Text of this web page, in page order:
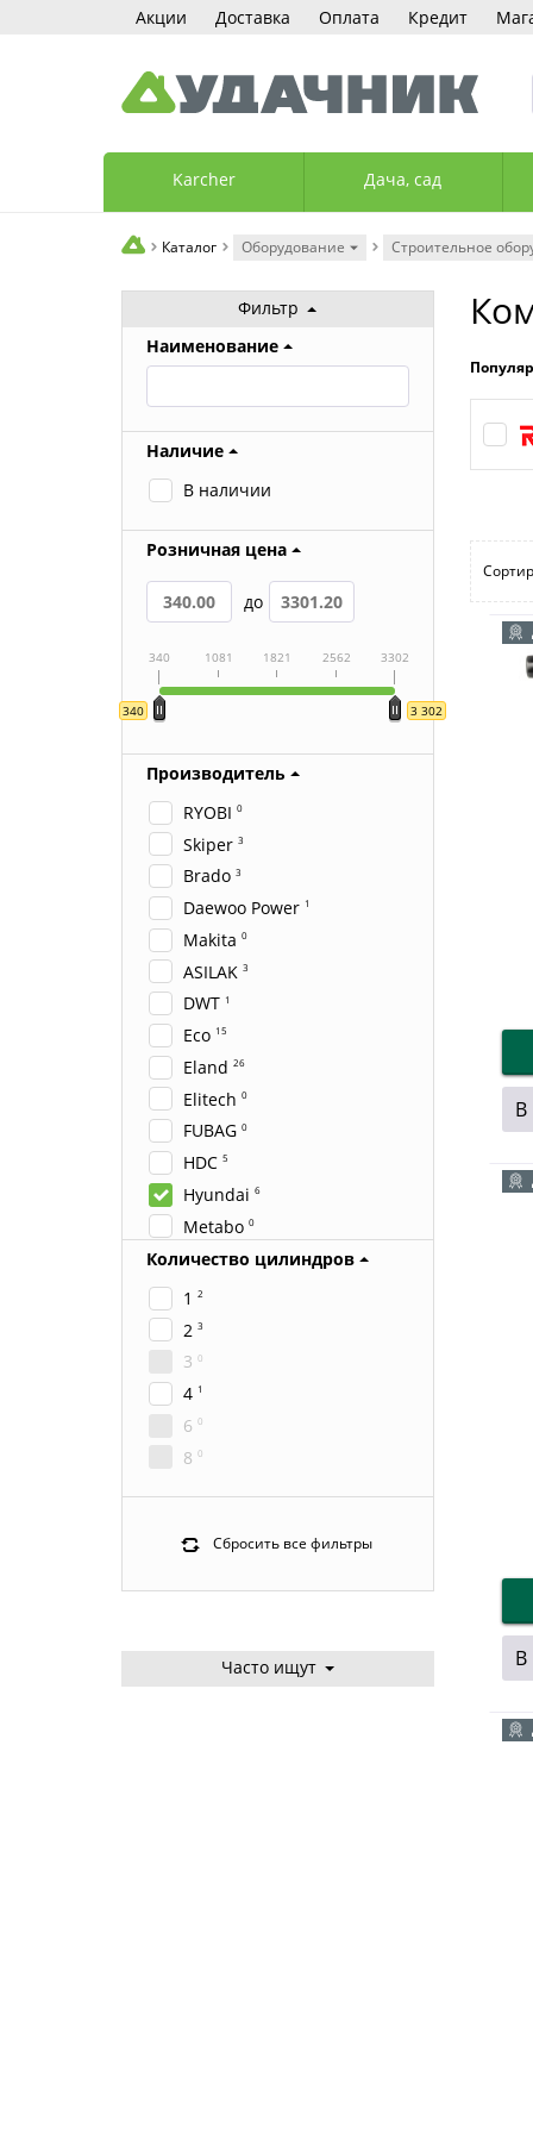
Акции Доставка Оплата Кредит
Karcher Дача, сад
Каталог Оборудование Строительное
Фильтр
Наименование
Наличие
В наличии
Розничная цена
до
340 3 302
340 1081 1821 2562 3302
Производитель
RYOBI 0
Skiper 3
Brado 3
Daewoo Power 1
Makita 0
ASILAK 3
DWT 1
Eco 15
Eland 26
Elitech 0
FUBAG 0
HDC 5
Hyundai 6
Metabo 0
Количество цилиндров
1
2
2 3
3 0
4 1
6 0
8 0
Сбросить все фильтры
Часто ищут
В
В